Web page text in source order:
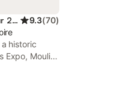
Location de vacances pour 2 personnes 9.3(70)
historic
Expo, Moulin
with